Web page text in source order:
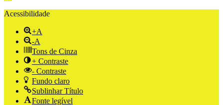
Acessibilidade
+A
-A
Tons de Cinza
+ Contraste
- Contraste
Fundo claro
Sublinhar Título
Fonte legível